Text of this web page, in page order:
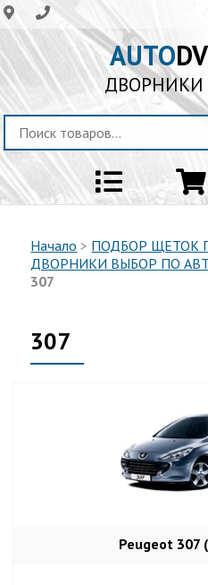
AUTO
ДВОРНИКИ
Начало > ПОДБОР ЩЕТОК
ДВОРНИКИ ВЫБОР ПО
307
307
Peugeot 307